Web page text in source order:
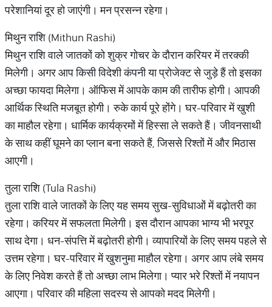
परेशानियां दूर हो जाएंगी। मन प्रसन्न रहेगा।
मिथुन राशि (Mithun Rashi)
मिथुन राशि वाले जातकों को शुक्र गोचर के दौरान करियर में तरक्की
मिलेगी। अगर आप किसी विदेशी कंपनी या प्रोजेक्ट से जुड़े हैं तो इसका
अच्छा फायदा मिलेगा। ऑफिस में आपके काम की तारीफ होगी। आपकी
आर्थिक स्थिति मजबूत होगी। रुके कार्य पूरे होंगे। घर-परिवार में खुशी
का माहौल रहेगा। धार्मिक कार्यक्रमों में हिस्सा ले सकते हैं। जीवनसाथी
के साथ कहीं घूमने का प्लान बना सकते हैं, जिससे रिश्तों में और मिठास
आएगी।
तुला राशि (Tula Rashi)
तुला राशि वाले जातकों के लिए यह समय सुख-सुविधाओं में बढ़ोतरी का
रहेगा। करियर में सफलता मिलेगी। इस दौरान आपका भाग्य भी भरपूर
साथ देगा। धन-संपत्ति में बढ़ोतरी होगी। व्यापारियों के लिए समय पहले से
उत्तम रहेगा। घर-परिवार में खुशनुमा माहौल रहेगा। अगर आप लंबे समय
के लिए निवेश करते हैं तो अच्छा लाभ मिलेगा। प्यार भरे रिश्तों में नयापन
आएगा। परिवार की महिला सदस्य से आपको मदद मिलेगी।